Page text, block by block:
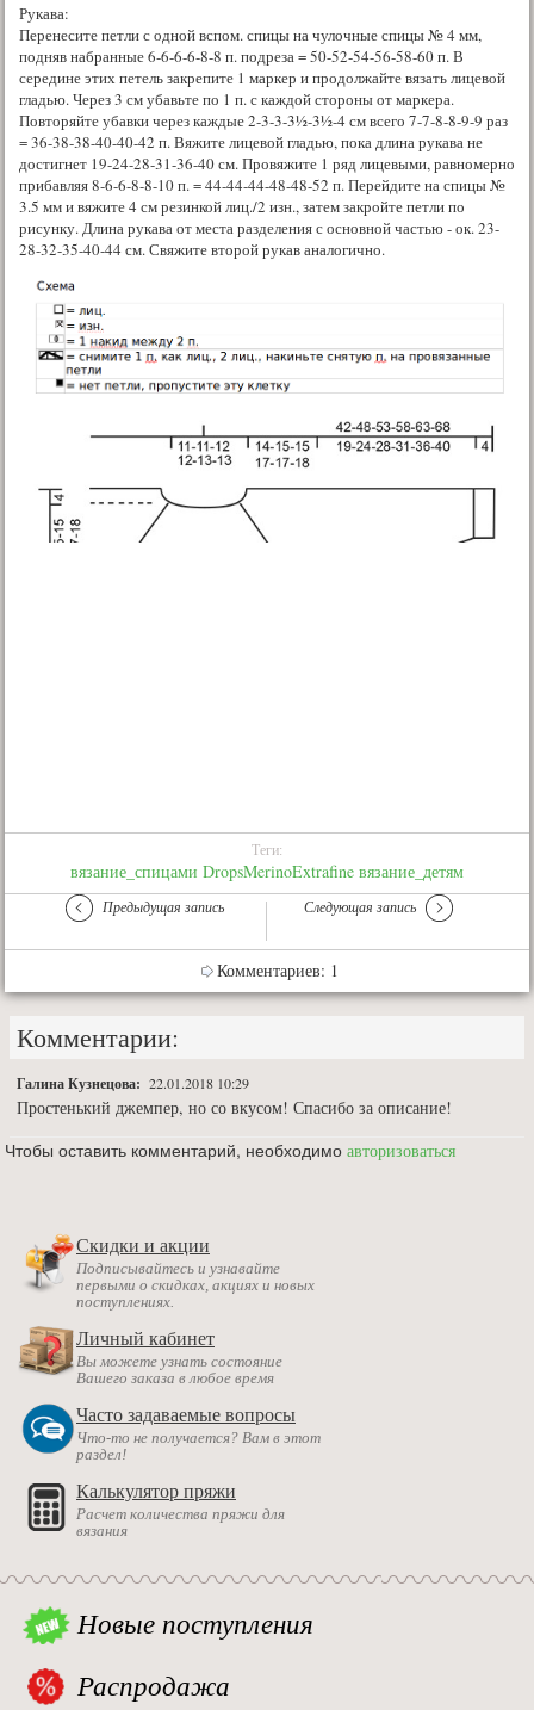
Рукава:
Перенесите петли с одной вспом. спицы на чулочные спицы № 4 мм,
подняв набранные 6-6-6-6-8-8 п. подреза = 50-52-54-56-58-60 п. В
середине этих петель закрепите 1 маркер и продолжайте вязать лицевой
гладью. Через 3 см убавьте по 1 п. с каждой стороны от маркера.
Повторяйте убавки через каждые 2-3-3-3½-3½-4 см всего 7-7-8-8-9-9 раз
= 36-38-38-40-40-42 п. Вяжите лицевой гладью, пока длина рукава не
достигнет 19-24-28-31-36-40 см. Провяжите 1 ряд лицевыми, равномерно
прибавляя 8-6-6-8-8-10 п. = 44-44-44-48-48-52 п. Перейдите на спицы №
3.5 мм и вяжите 4 см резинкой лиц./2 изн., затем закройте петли по
рисунку. Длина рукава от места разделения с основной частью - ок. 23-
28-32-35-40-44 см. Свяжите второй рукав аналогично.
Теги:
вязание_спицами DropsMerinoExtrafine вязание_детям
Предыдущая запись Следующая запись
Комментариев: 1
Комментарии:
Галина Кузнецова: 22.01.2018 10:29
Простенький джемпер, но со вкусом! Спасибо за описание!
Чтобы оставить комментарий, необходимо авторизоваться
Скидки и акции
Подписывайтесь и узнавайте
первыми о скидках, акциях и новых
поступлениях.
Личный кабинет
Вы можете узнать состояние
Вашего заказа в любое время
Часто задаваемые вопросы
Что-то не получается? Вам в этот
раздел!
Калькулятор пряжи
Расчет количества пряжи для
вязания
Новые поступления
Распродажа